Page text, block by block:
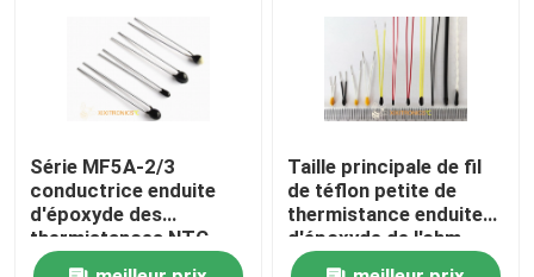
Série MF5A-2/3
conductrice enduite
d'époxyde des
thermistances NTC
thermiquement
Taille principale de fil
de téflon petite de
thermistance enduite
d'époxyde de l'ohm
NTC de la série 10K